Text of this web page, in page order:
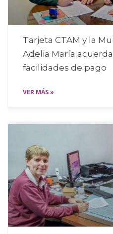
Tarjeta CTAM y la
Adelia María
facilidades de pago
VER MÁS »